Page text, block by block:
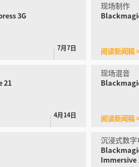
3G
7月7日
现场制作
阅读新闻稿
21
4月14日
现场混音
阅读新闻稿
沉浸式数字
Immersive